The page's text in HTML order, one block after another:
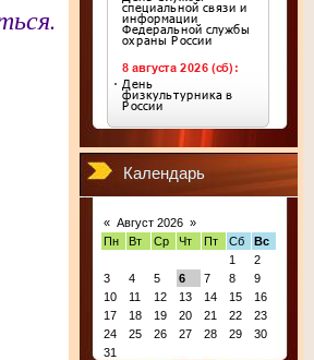
Календарь
« Август 2026 »
Пн
Вт Ср Чт Пт Сб
Вс
1
2
3
4 5 6 7 8
9
10
11 12 13 14 15
16
17
18 19 20 21 22
23
24
25 26 27 28 29
30
31